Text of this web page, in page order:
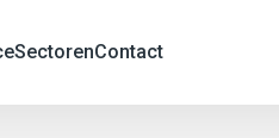
SectorenContact